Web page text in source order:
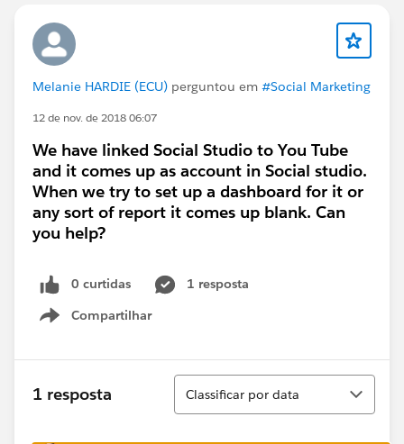
Melanie HARDIE (ECU) perguntou em #Social Marketing
12 de nov. de 2018 06:07
We have linked Social Studio to You Tube
and it comes up as account in Social studio.
When we try to set up a dashboard for it or
any sort of report it comes up blank. Can
you help?
0 curtidas
1 resposta
Compartilhar
Show menu
1 resposta
Classificar
Classificar por data